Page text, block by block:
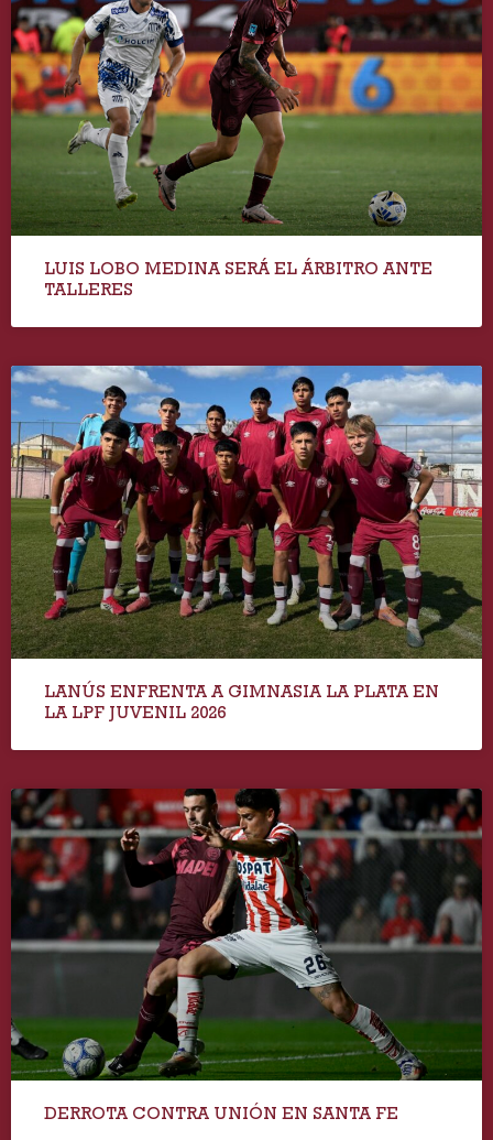
LUIS LOBO MEDINA SERÁ EL ÁRBITRO ANTE
TALLERES
LANÚS ENFRENTA A GIMNASIA LA PLATA EN
LA LPF JUVENIL 2026
DERROTA CONTRA UNIÓN EN SANTA FE